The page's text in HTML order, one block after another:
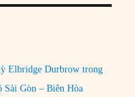
Elbridge Durbrow trong
Sài Gòn – Biên Hòa